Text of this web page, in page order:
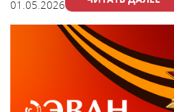
01.05.2026